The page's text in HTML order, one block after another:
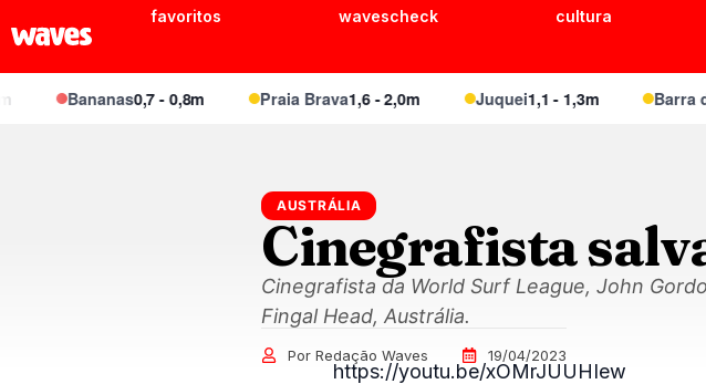
favoritos wavescheck cultura
Bananas0,7 - 0,8m Praia Brava1,6 - 2,0m Juquei1,1 - 1,3m Barra do
AUSTRÁLIA
Cinegrafista
Cinegrafista da World Surf League, John
Fingal Head, Austrália.
Por Redação Waves 19/04/2023
https://youtu.be/xOMrJUUHIew